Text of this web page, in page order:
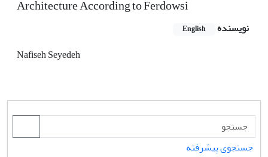
Architecture According to Ferdowsi
نویسنده English
Nafiseh Seyedeh
جستجوی پیشرفته